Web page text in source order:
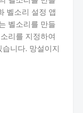
벨소리 설정 앱
벨소리를 만들
리를 지정하여
니다. 망설이지